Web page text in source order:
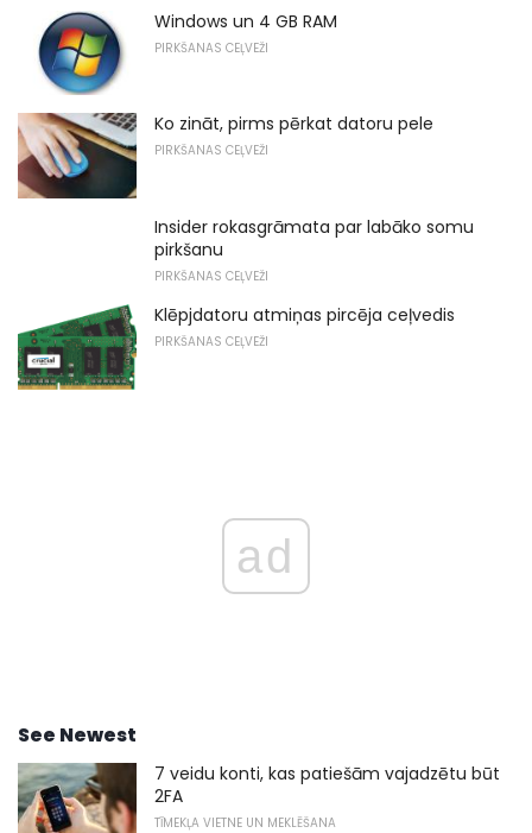
Windows un 4 GB RAM
PIRKŠANAS CEĻVEŽI
Ko zināt, pirms pērkat datoru pele
PIRKŠANAS CEĻVEŽI
Insider rokasgrāmata par labāko somu
pirkšanu
PIRKŠANAS CEĻVEŽI
Klēpjdatoru atmiņas pircēja ceļvedis
PIRKŠANAS CEĻVEŽI
ad
See Newest
7 veidu konti, kas patiešām vajadzētu būt
2FA
TĪMEKĻA VIETNE UN MEKLĒŠANA